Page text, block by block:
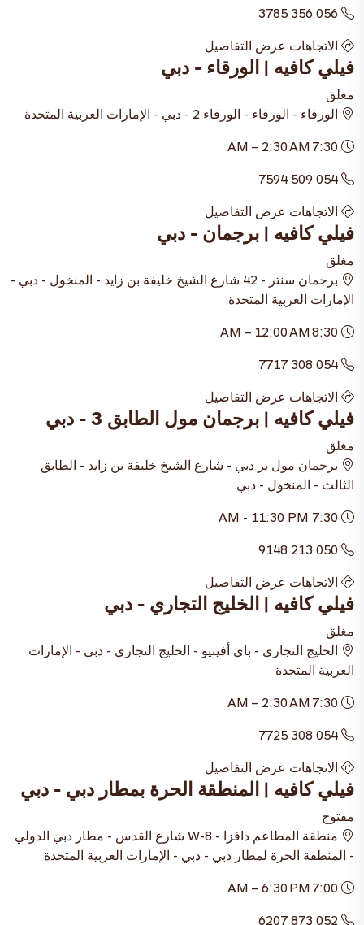
056 356 3785
الاتجاهات عرض التفاصيل
فيلي كافيه | الورقاء - دبي
مغلق
الورقاء - الورقاء - الورقاء 2 - دبي - الإمارات العربية المتحدة
054 509 7594
الاتجاهات عرض التفاصيل
فيلي كافيه | برجمان - دبي
مغلق
برجمان سنتر - 42 شارع الشيخ خليفة بن زايد - المنخول - دبي -
الإمارات العربية المتحدة
054 308 7717
الاتجاهات عرض التفاصيل
فيلي كافيه | برجمان مول الطابق 3 - دبي
مغلق
برجمان مول بر دبي - شارع الشيخ خليفة بن زايد - الطابق
الثالث - المنخول - دبي
050 213 9148
الاتجاهات عرض التفاصيل
فيلي كافيه | الخليج التجاري - دبي
مغلق
الخليج التجاري - باي أفينيو - الخليج التجاري - دبي - الإمارات
العربية المتحدة
054 308 7725
الاتجاهات عرض التفاصيل
فيلي كافيه | المنطقة الحرة بمطار دبي - دبي
مفتوح
منطقة المطاعم دافزا - W-8 شارع القدس - مطار دبي الدولي
- المنطقة الحرة لمطار دبي - دبي - الإمارات العربية المتحدة
052 873 6207